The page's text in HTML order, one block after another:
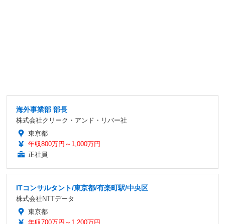
海外事業部 部長
株式会社クリーク・アンド・リバー社
東京都
年収800万円～1,000万円
正社員
ITコンサルタント/東京都/有楽町駅/中央区
株式会社NTTデータ
東京都
年収700万円～1,200万円